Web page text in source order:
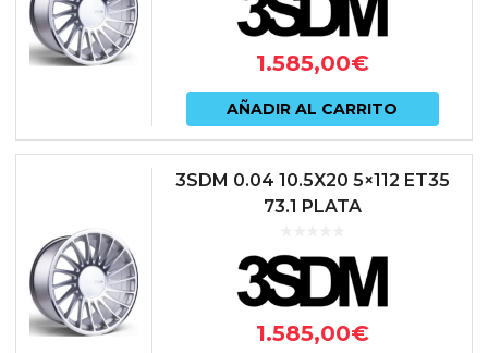
1.585,00€
AÑADIR AL CARRITO
3SDM 0.04 10.5X20 5×112 ET35
73.1 PLATA
1.585,00€